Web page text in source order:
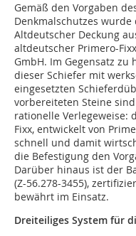
Gemäß den Vorgaben
Denkmalschutzes
Altdeutscher Deckung
altdeutscher Primero-
GmbH. Im Gegensatz
dieser Schiefer mit
eingesetzten
vorbereiteten Steine
rationelle Verlegeweise:
Fixx, entwickelt von
schnell und damit
die Befestigung den
Darüber hinaus ist der
(Z-56.278-3455),
bewährt im Einsatz.
Dreiteiliges System für